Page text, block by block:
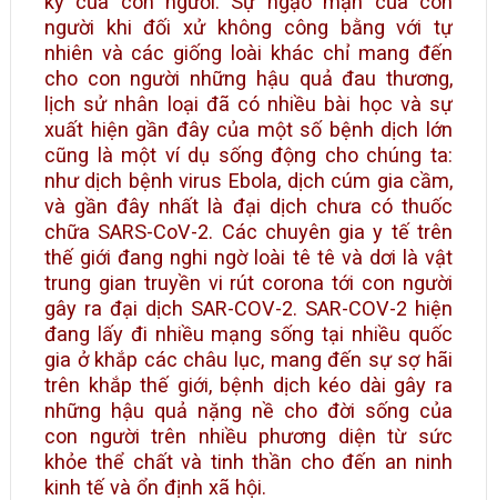
người khi đối xử không công bằng với tự
nhiên và các giống loài khác chỉ mang đến
cho con người những hậu quả đau thương,
lịch sử nhân loại đã có nhiều bài học và sự
xuất hiện gần đây của một số bệnh dịch lớn
cũng là một ví dụ sống động cho chúng ta:
như dịch bệnh virus Ebola, dịch cúm gia cầm,
và gần đây nhất là đại dịch chưa có thuốc
chữa SARS-CoV-2. Các chuyên gia y tế trên
thế giới đang nghi ngờ loài tê tê và dơi là vật
trung gian truyền vi rút corona tới con người
gây ra đại dịch SAR-COV-2. SAR-COV-2 hiện
đang lấy đi nhiều mạng sống tại nhiều quốc
gia ở khắp các châu lục, mang đến sự sợ hãi
trên khắp thế giới, bệnh dịch kéo dài gây ra
những hậu quả nặng nề cho đời sống của
con người trên nhiều phương diện từ sức
khỏe thể chất và tinh thần cho đến an ninh
kinh tế và ổn định xã hội.